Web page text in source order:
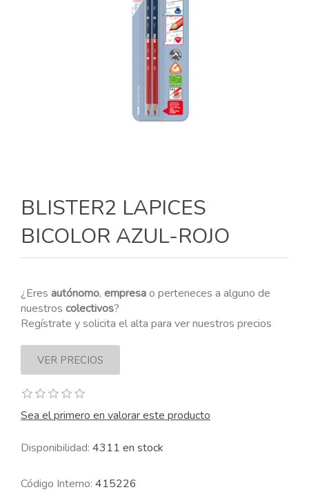
BLISTER2 LAPICES
BICOLOR AZUL-ROJO
¿Eres autónomo, empresao perteneces a alguno de
nuestros colectivos?
Regístrate y solicita el alta para ver nuestros precios
Sea el primero en valorar este producto
Disponibilidad: 4311 en stock
Código Interno: 415226